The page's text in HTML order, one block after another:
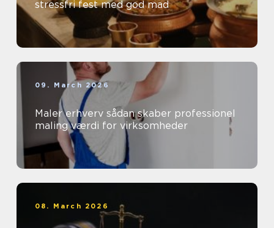
stressfri fest med god mad
09. March 2026
Maler erhverv sådan skaber professionel
maling værdi for virksomheder
08. March 2026